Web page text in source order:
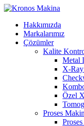
Hakkımızda
Markalarımız
Çözümler
Kalite
Metal
X-Ray
Özel
Proses